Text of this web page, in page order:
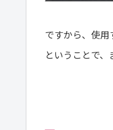
ですから、使用
ということで、